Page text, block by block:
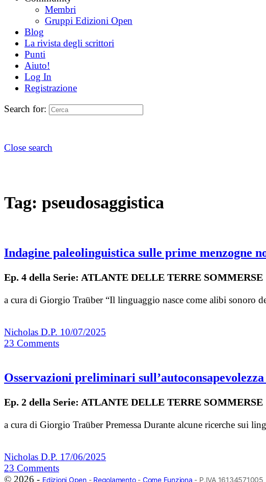
Membri
Gruppi Edizioni Open
Blog
La rivista degli scrittori
Punti
Aiuto!
Log In
Registrazione
Search for:
Close search
Tag: pseudosaggistica
Indagine paleolinguistica sulle prime menzogne
Ep. 4 della Serie: ATLANTE DELLE TERRE SOMMERSE
a cura di Giorgio Traüber “Il linguaggio nasce come alibi sonoro
Nicholas D.P. 10/07/2025
23 Comments
Osservazioni preliminari
Ep. 2 della Serie: ATLANTE DELLE TERRE SOMMERSE
a cura di Giorgio Traüber Premessa Durante alcune ricerche sui
Nicholas D.P. 17/06/2025
23 Comments
© 2026 - Edizioni Open- Regolamento- Come Funziona - P.IVA 16134571005